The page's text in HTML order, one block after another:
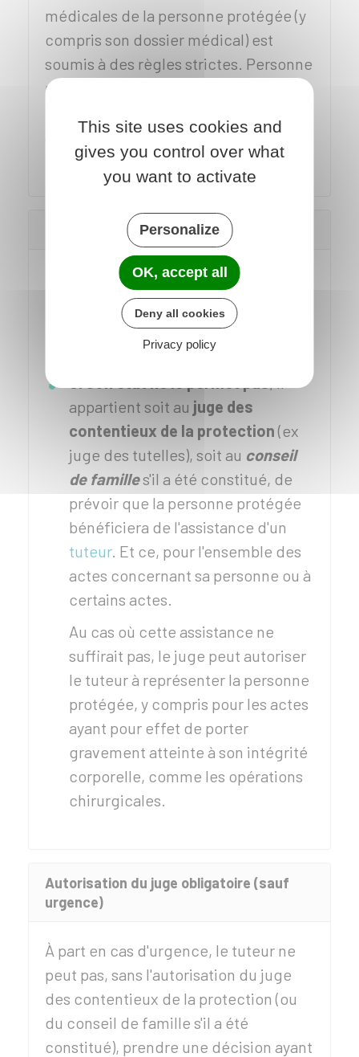
médicales de la personne protégée (y
compris son dossier médical) est
soumis à des règles strictes. Personne
peut y accéder sans son
autorisation du juge des contentieux
de la protection.
Intervention médicale
Si son état le permet, la personne
protégée pourra prendre
décisions médicales qui la
concernent.
appartient soit au juge des
contentieux de la protection(ex
juge des tutelles), soit au conseil
de familles'il a été constitué, de
prévoir que la personne protégée
bénéficiera de l'assistance d'un
tuteur. Et ce, pour l'ensemble des
actes concernant sa personne ou à
certains actes.
Au cas où cette assistance ne
suffirait pas, le juge peut autoriser
le tuteur à représenter la personne
protégée, y compris pour les actes
ayant pour effet de porter
gravement atteinte à son intégrité
corporelle, comme les opérations
chirurgicales.
Autorisation du juge obligatoire (sauf
urgence)
À part en cas d'urgence, le tuteur ne
peut pas, sans l'autorisation du juge
des contentieux de la protection (ou
du conseil de famille s'il a été
constitué), prendre une décision ayant
This site uses cookies and
gives you control over what
you want to activate
Personalize
OK, accept all
Deny all cookies
Privacy policy